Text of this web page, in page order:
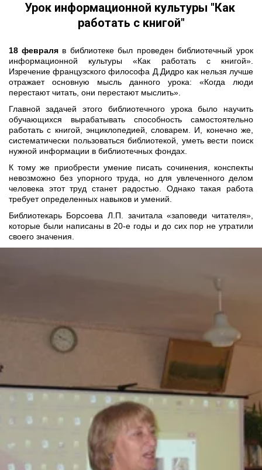
Урок информационной культуры "Как
работать с книгой"
18 февраляв библиотеке был проведен библиотечный урок
информационной культуры «Как работать с книгой».
Изречение французского философа Д.Дидро как нельзя лучше
отражает основную мысль данного урока: «Когда люди
перестают читать, они перестают мыслить».
Главной задачей этого библиотечного урока было научить
обучающихся вырабатывать способность самостоятельно
работать с книгой, энциклопедией, словарем. И, конечно же,
систематически пользоваться библиотекой, уметь вести поиск
нужной информации в библиотечных фондах.
К тому же приобрести умение писать сочинения, конспекты
невозможно без упорного труда, но для увлеченного делом
человека этот труд станет радостью. Однако такая работа
требует определенных навыков и умений.
Библиотекарь Борсоева Л.П. зачитала «заповеди читателя»,
которые были написаны в 20-е годы и до сих пор не утратили
своего значения.